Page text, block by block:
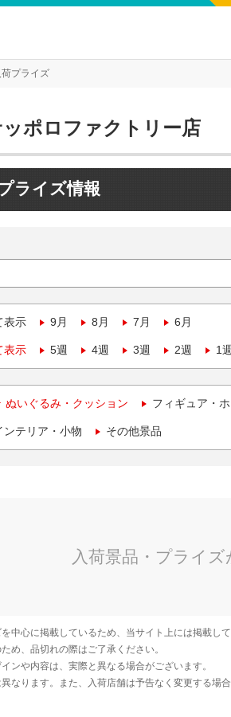
荷プライズ
ポロファクトリー店
ライズ情報
表示 9月 8月 7月 6月
表示 5週 4週 3週 2週 1週
ぬいぐるみ・クッション フィギュア・
ンテリア・小物 その他景品